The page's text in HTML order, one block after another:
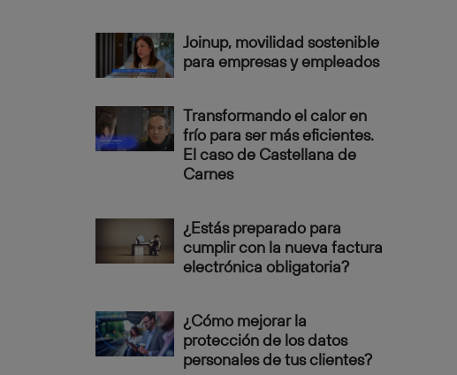
Joinup, movilidad sostenible
para empresas y empleados
Transformando el calor en
frío para ser más eficientes.
El caso de Castellana de
Carnes
¿Estás preparado para
cumplir con la nueva factura
electrónica obligatoria?
¿Cómo mejorar la
protección de los datos
personales de tus clientes?